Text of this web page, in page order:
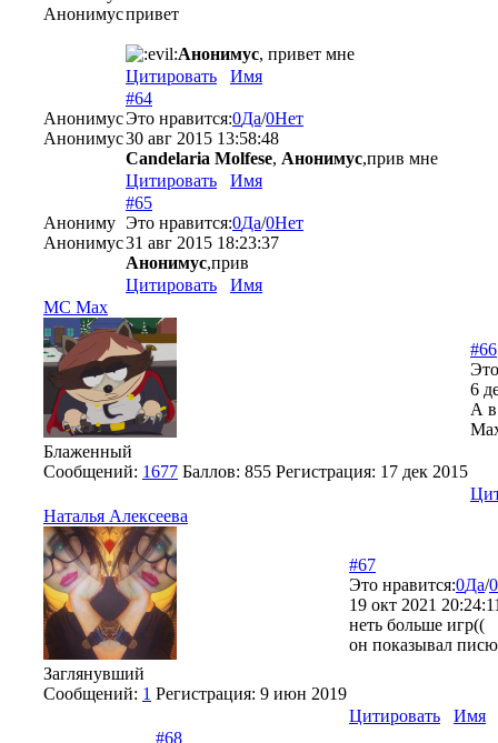
Анонимуспривет
Анонимус, привет мне
Цитировать
Имя
Анонимус
Анонимус
#64
Это нравится:0Да/0Нет
30 авг 2015 13:58:48
Candelaria Molfese, Анонимус,прив мне
Цитировать
Имя
Анониму
Анонимус
#65
Это нравится:0Да/0Нет
31 авг 2015 18:23:37
Анонимус,прив
Цитировать
Имя
MC Max
Блаженный
Сообщений: 1677 Баллов: 855 Регистрация: 17 дек 2015
#66
6
А в
Наталья Алексеева
Заглянувший
Сообщений: 1 Регистрация: 9 июн 2019
#67
Это нравится:0Да/0
19 окт 2021
неть больше игр((
он показывал
Цитировать Имя
#68